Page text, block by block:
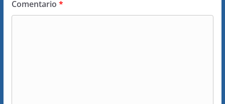
Comentario *